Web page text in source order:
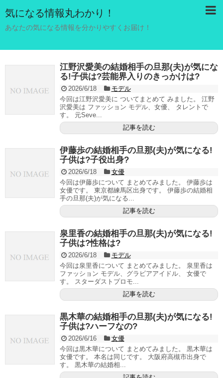
気になる情報丸わかり！
あなたの気になる情報を分かりやすくお届け！
江野沢愛美の結婚相手の旦那(夫)が気にな
る!子供は?芸能界入りのきっかけは?
2026/6/18
モデル
今回は江野沢愛美に ついてまとめて みました。 江野
沢愛美は ファッション モデル、女優、 タレントで
す。 元Seve...
記事を読む
伊藤歩の結婚相手の旦那(夫)が気になる!
子供は?子役出身?
2026/6/18
女優
今回は伊藤歩について まとめてみました。 伊藤歩は
女優です。 東京都練馬区出身です。 伊藤歩の結婚相
手の旦那(夫)が気になる...
記事を読む
泉里香の結婚相手の旦那(夫)が気になる!
子供は?性格は?
2026/6/18
モデル
今回は泉里香について まとめてみました。 泉里香は
ファッション モデル、グラビアアイドル、 女優で
す。 スターダストプロモ...
記事を読む
黒木華の結婚相手の旦那(夫)が気になる!
子供は?ハーフなの?
2026/6/16
女優
今回は黒木華について まとめてみました。 黒木華は
女優です。 本名は同じです。 大阪府高槻市出身で
す。 黒木華の結婚相...